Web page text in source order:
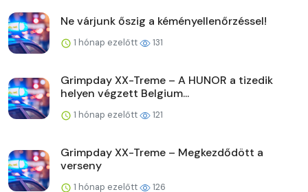
Ne várjunk őszig a kéményellenőrzéssel!
1 hónap ezelőtt 131
Grimpday XX-Treme – A HUNOR a tizedik
helyen végzett Belgium...
1 hónap ezelőtt 121
Grimpday XX-Treme – Megkezdődött a
verseny
1 hónap ezelőtt 126